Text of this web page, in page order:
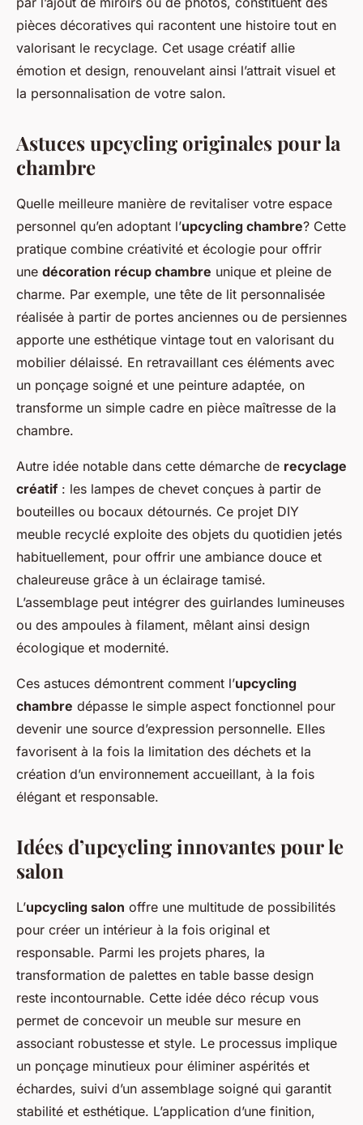
pièces décoratives qui racontent une histoire tout en
valorisant le recyclage. Cet usage créatif allie
émotion et design, renouvelant ainsi l’attrait visuel et
la personnalisation de votre salon.
Astuces upcycling originales pour la
chambre
Quelle meilleure manière de revitaliser votre espace
personnel qu’en adoptant l’upcycling chambre? Cette
pratique combine créativité et écologie pour offrir
une décoration récup chambre unique et pleine de
charme. Par exemple, une tête de lit personnalisée
réalisée à partir de portes anciennes ou de persiennes
apporte une esthétique vintage tout en valorisant du
mobilier délaissé. En retravaillant ces éléments avec
un ponçage soigné et une peinture adaptée, on
transforme un simple cadre en pièce maîtresse de la
chambre.
Autre idée notable dans cette démarche de recyclage
créatif : les lampes de chevet conçues à partir de
bouteilles ou bocaux détournés. Ce projet DIY
meuble recyclé exploite des objets du quotidien jetés
habituellement, pour offrir une ambiance douce et
chaleureuse grâce à un éclairage tamisé.
L’assemblage peut intégrer des guirlandes lumineuses
ou des ampoules à filament, mêlant ainsi design
écologique et modernité.
Ces astuces démontrent comment l’upcycling
chambre dépasse le simple aspect fonctionnel pour
devenir une source d’expression personnelle. Elles
favorisent à la fois la limitation des déchets et la
création d’un environnement accueillant, à la fois
élégant et responsable.
Idées d’upcycling innovantes pour le
salon
L’upcycling salon offre une multitude de possibilités
pour créer un intérieur à la fois original et
responsable. Parmi les projets phares, la
transformation de palettes en table basse design
reste incontournable. Cette idée déco récup vous
permet de concevoir un meuble sur mesure en
associant robustesse et style. Le processus implique
un ponçage minutieux pour éliminer aspérités et
échardes, suivi d’un assemblage soigné qui garantit
stabilité et esthétique. L’application d’une finition,